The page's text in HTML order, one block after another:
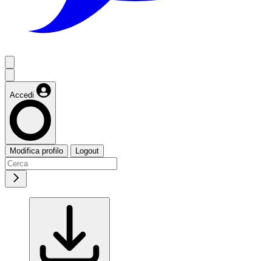
Accedi
Modifica profilo Logout